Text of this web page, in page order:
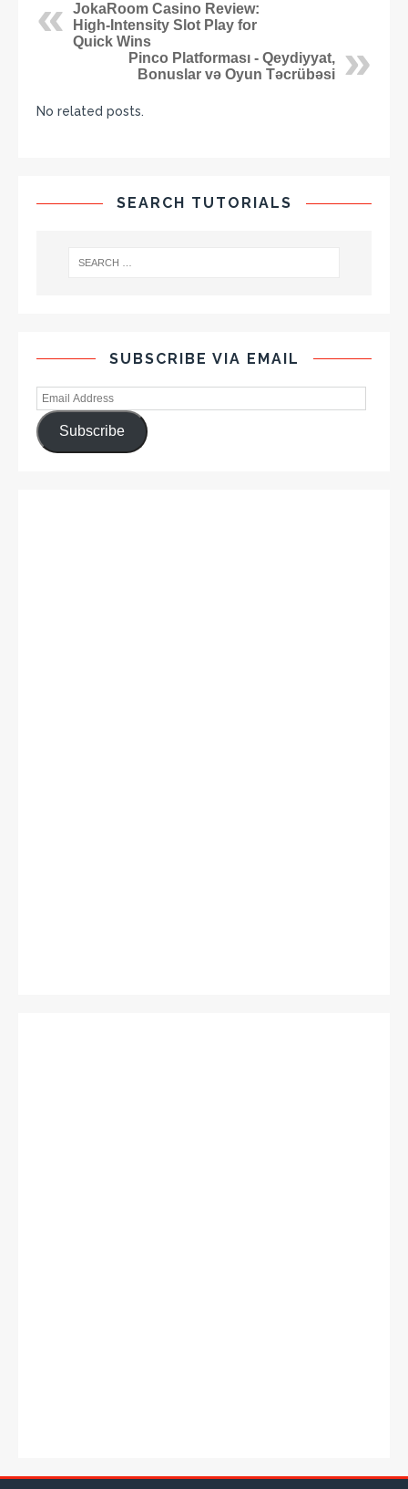
JokaRoom Casino Review:
High‑Intensity Slot Play for
Quick Wins
Pinco Platforması - Qeydiyyat,
Bonuslar və Oyun Təcrübəsi
No related posts.
SEARCH TUTORIALS
SUBSCRIBE VIA EMAIL
Subscribe